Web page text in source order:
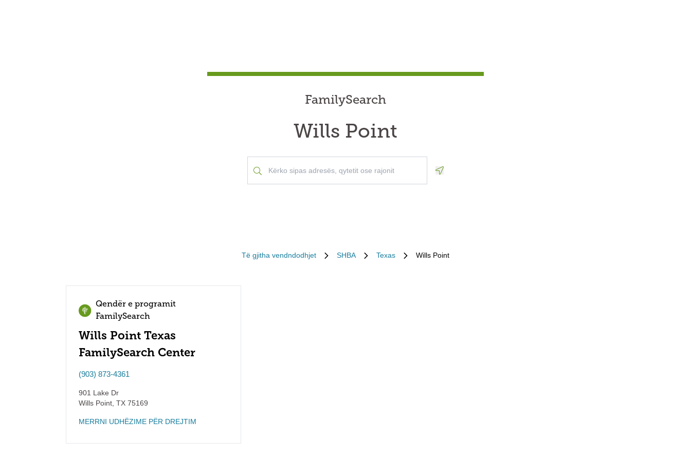
FamilySearch
Wills Point
Të gjitha vendndodhjet SHBA Texas Wills Point
Qendër e programit
FamilySearch
Wills Point Texas
FamilySearch Center
(903) 873-4361
901 Lake Dr
Wills Point TX 75169
MERRNI UDHËZIME PËR DREJTIM